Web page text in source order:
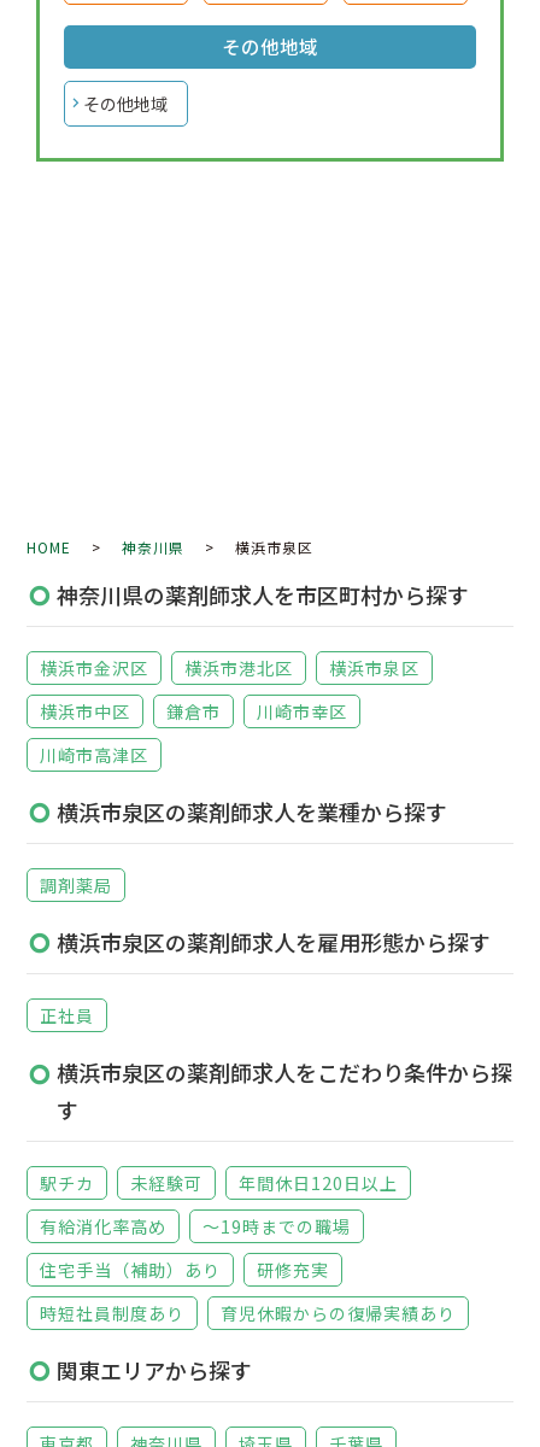
その他地域
その他地域
HOME >神奈川県 > 横浜市泉区
神奈川県の薬剤師求人を市区町村から探す
横浜市金沢区 横浜市港北区
横浜市泉区
横浜市中区
鎌倉市
川崎市幸区
川崎市高津区
横浜市泉区の薬剤師求人を業種から探す
調剤薬局
横浜市泉区の薬剤師求人を雇用形態から探す
正社員
横浜市泉区の薬剤師求人をこだわり条件から探
す
駅チカ 未経験可
年間休日120日以上
有給消化率高め
～19時までの職場
住宅手当（補助）あり
研修充実
時短社員制度あり
育児休暇からの復帰実績あり
関東エリアから探す